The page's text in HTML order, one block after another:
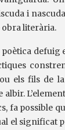
i
literària.
defuig
els fils de
albir.
fa possible
el significat